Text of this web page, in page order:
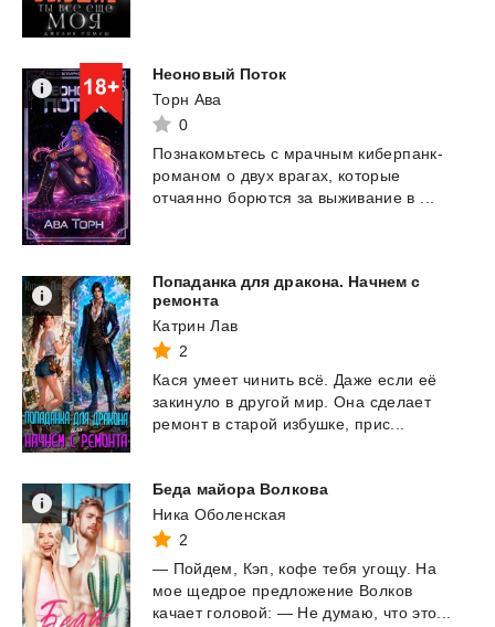
Неоновый Поток
Торн Ава
0
Познакомьтесь с мрачным киберпанк-
романом о двух врагах, которые
отчаянно борются за выживание в ...
Попаданка для дракона. Начнем с
ремонта
Катрин Лав
2
Кася умеет чинить всё. Даже если её
закинуло в другой мир. Она сделает
ремонт в старой избушке, прис...
Беда майора Волкова
Ника Оболенская
2
— Пойдем, Кэп, кофе тебя угощу. На
мое щедрое предложение Волков
качает головой: — Не думаю, что это...